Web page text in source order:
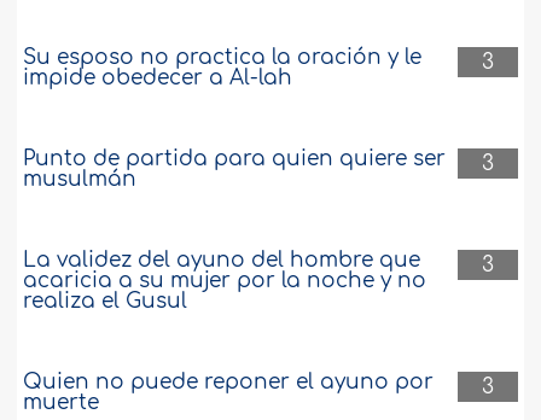
3
Su esposo no practica la oración y le
impide obedecer a Al-lah
3
Punto de partida para quien quiere ser
musulmán
3
La validez del ayuno del hombre que
acaricia a su mujer por la noche y no
realiza el Gusul
3
Quien no puede reponer el ayuno por
muerte